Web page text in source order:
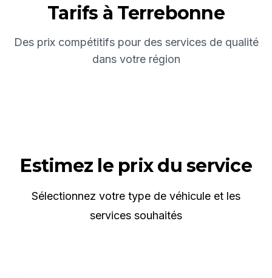
Tarifs à Terrebonne
Des prix compétitifs pour des services de qualité
dans votre région
Estimez le prix du service
Sélectionnez votre type de véhicule et les
services souhaités